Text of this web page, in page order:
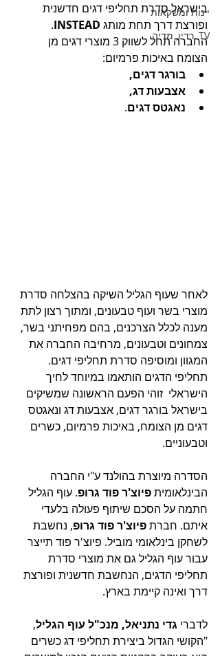
יינות ומשקאות
TV ,רדיו, מדיה
בישראל סדרת תחליפי דגים חדשנית
ופורצת דרך תחת מותג INSTEAD
.
החברה תחל לשווק 3 מוצרי דגים מן
הצומח באיכות פרמיום:
בורגר דגים,
אצבעות דג,
נאגטס דגים.
לאחר שעוף הגליל השיקה בהצלחה סדרת
מוצרי בשר ועוף טבעונים, ומתוך רצון לתת
מענה לכלל הצרכנים, בהם מפחיתני בשר,
צמחונים וטבעונים, מרחיבה החברה את
המגוון ומוסיפה סדרת תחליפי דגים.
תחליפי הדגים הותאמו במיוחד לחיך
הישראלי  זוהי הפעם הראשונה שמשיקים
בישראל בורגר דגים, אצבעות דג ונאגטס
דגים מן הצומח, באיכות פרמיום, כשרים
וטבעוניים.
הסדרה מיוצרת בהולנד ע"י החברה
הבינלאומית פיוצ'ר פוד גרופ. עוף הגליל
חתמה על הסכם שיתוף פעולה בלעדי
איתם. חברת פיוצ'ר פוד גרופ, נחשבת
לשחקן בינלאומי מוביל. פיוצ'ר פוד תייצר
עבור עוף הגליל גם את מוצרי סדרת
תחליפי הדגים, הנחשבת חדשנית ופורצת
דרך ואינה קיימת בארץ.
לדברי גדי נתניאל, מנכ"ל עוף הגליל,
"הקושי הגדול ביצירת תחליפי דג כשרים